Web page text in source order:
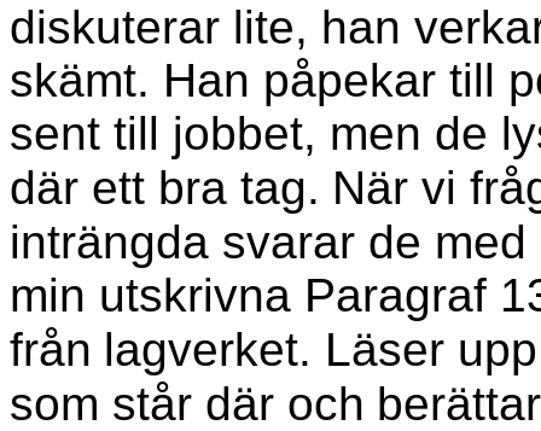
diskuterar lite, han
skämt. Han påpekar till
sent till jobbet, men de
där ett bra tag. När vi
inträngda svarar de
min utskrivna Paragraf
från lagverket. Läser
som står där och